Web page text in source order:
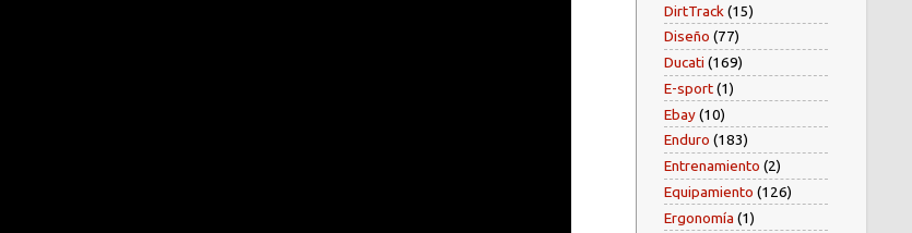
DirtTrack (15)
Diseño (77)
Ducati (169)
E-sport(1)
Ebay(10)
Enduro (183)
Entrenamiento (2)
Equipamiento (126)
Ergonomía (1)